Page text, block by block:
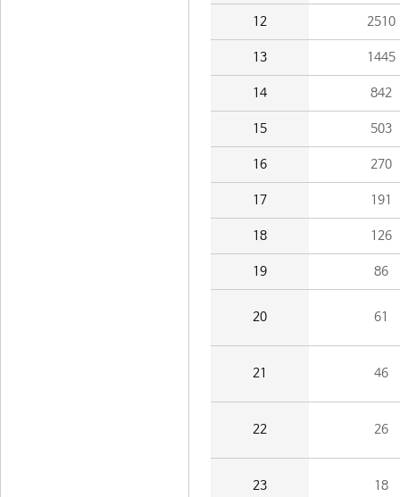
12 2510
13 1445
14 842
15 503
16 270
17 191
18 126
19 86
20 61
21 46
22 26
23 18